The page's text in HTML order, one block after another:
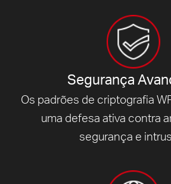
Segurança
Os padrões de criptografia
uma defesa ativa contra
segurança e